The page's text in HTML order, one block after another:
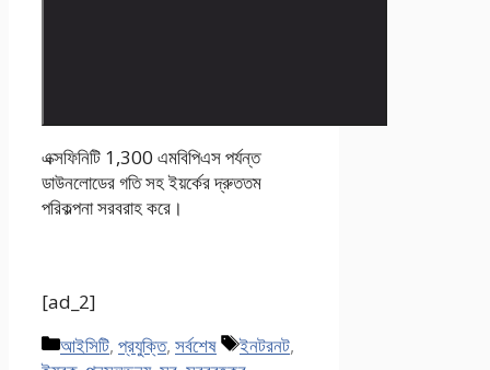
এক্সফিনিটি 1,300 এমবিপিএস পর্যন্ত
ডাউনলোডের গতি সহ ইয়র্কের দ্রুততম
পরিকল্পনা সরবরাহ করে।
[ad_2]
Categories
আইসিটি, প্রযুক্তি, সর্বশেষ Tags
ইনটরনট,